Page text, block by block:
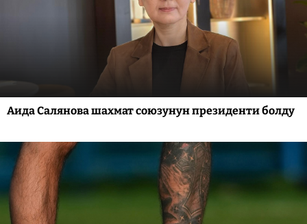
Аида Салянова шахмат союзунун президенти болду